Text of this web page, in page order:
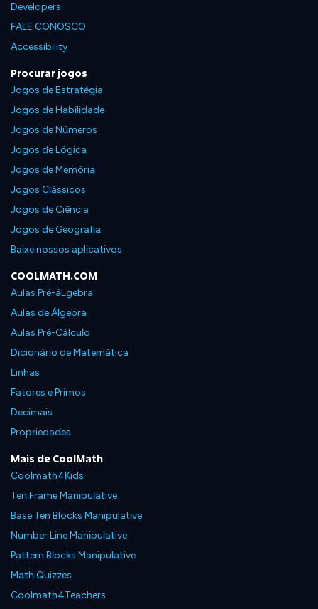
Developers
FALE CONOSCO
Accessibility
Procurar jogos
Jogos de Estratégia
Jogos de Habilidade
Jogos de Números
Jogos de Lógica
Jogos de Memória
Jogos Clássicos
Jogos de Ciência
Jogos de Geografia
Baixe nossos aplicativos
COOLMATH.COM
Aulas Pré-áLgebra
Aulas de Álgebra
Aulas Pré-Cálculo
Dicionário de Matemática
Linhas
Fatores e Primos
Decimais
Propriedades
Mais de CoolMath
Coolmath4Kids
Ten Frame Manipulative
Base Ten Blocks Manipulative
Number Line Manipulative
Pattern Blocks Manipulative
Math Quizzes
Coolmath4Teachers